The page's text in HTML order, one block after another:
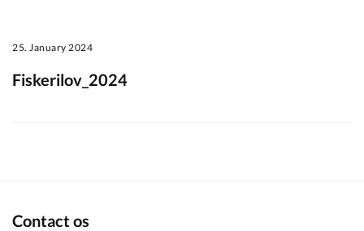
25. January 2024
Fiskerilov_2024
Contact os